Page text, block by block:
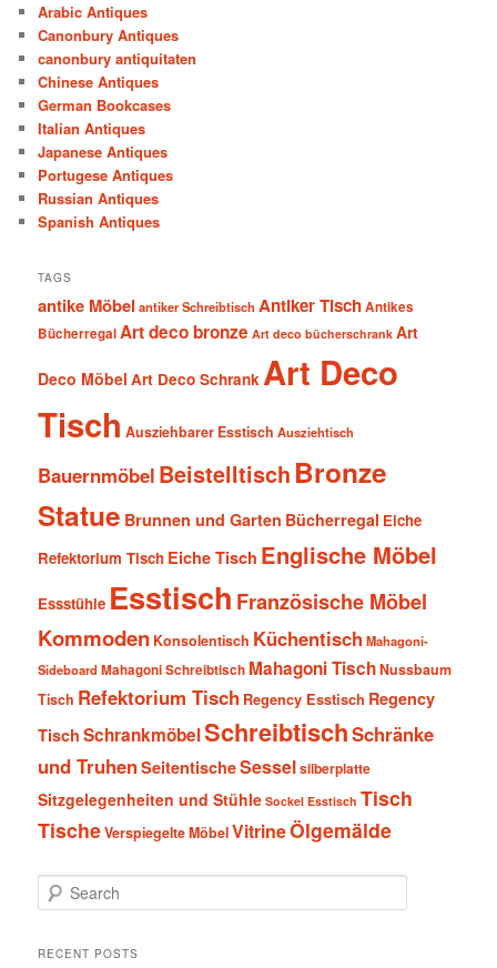
Arabic Antiques
Canonbury Antiques
canonbury antiquitaten
Chinese Antiques
German Bookcases
Italian Antiques
Japanese Antiques
Portugese Antiques
Russian Antiques
Spanish Antiques
TAGS
antike Möbel antiker Schreibtisch Antiker TischAntikes
BücherregalArt deco bronze Art deco bücherschrank Art
Deco Möbel Art Deco Schrank Art Deco
Tisch Ausziehbarer Esstisch Ausziehtisch
Bauernmöbel Beistelltisch Bronze
Statue Brunnen und Garten Bücherregal Eiche
Refektorium Tisch Eiche Tisch Englische Möbel
Essstühle Esstisch Französische Möbel
Kommoden Konsolentisch Küchentisch Mahagoni-
SideboardMahagoni Schreibtisch Mahagoni TischNussbaum
Tisch Refektorium Tisch Regency Esstisch Regency
Tisch SchrankmöbelSchreibtischSchränke
und TruhenSeitentischeSesselsilberplatte
Sitzgelegenheiten und Stühle Sockel Esstisch Tisch
TischeVerspiegelte MöbelVitrineÖlgemälde
e
rRECENT POSTS